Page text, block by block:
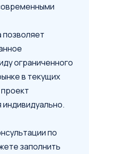
ограниченного
в текущих
по
заполнить